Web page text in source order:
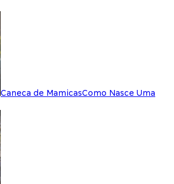
Caneca de MamicasComo Nasce Uma